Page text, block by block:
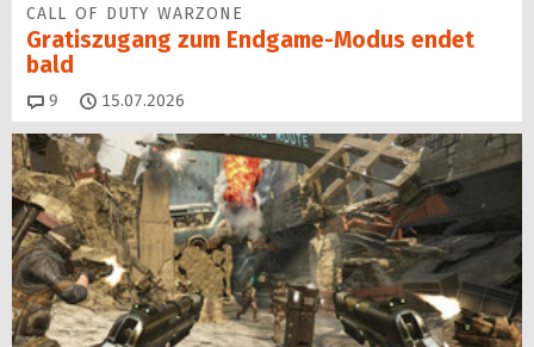
CALL OF DUTY WARZONE
Gratiszugang zum Endgame-Modus endet
bald
9 Kommentare
15.07.2026